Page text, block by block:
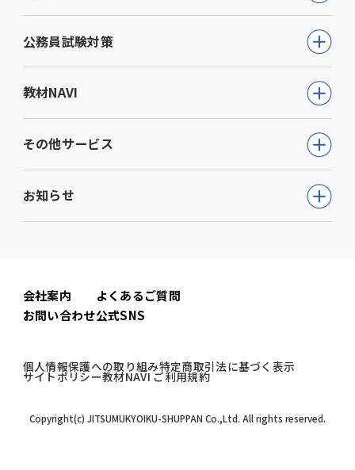
公務員試験
教員採用試験
就職・資格・検定
教育・学参
ビジネス
生活実用・教養
心理学
公務員試験対策
公務員試験について知る
通信講座
動画で学ぶ【公務員合格】シリーズ
書籍
模擬試験
教材NAVI
高等学校向け事業
大学・短期大学向け事業
専門学校向け事業
中学校向け事業
その他サービス
ウェルネス(心理検査他)
児童発達支援事業
お知らせ
書籍関連
公務員試験関連
会社案内
お問い合わせ
よくあるご質問
公式SNS
個人情報保護への取り組み特定商取引法に基づく表示
サイトポリシー教材NAVI ご利用規約
Copyright(c) JITSUMUKYOIKU-SHUPPAN Co.,Ltd. All rights reserved.